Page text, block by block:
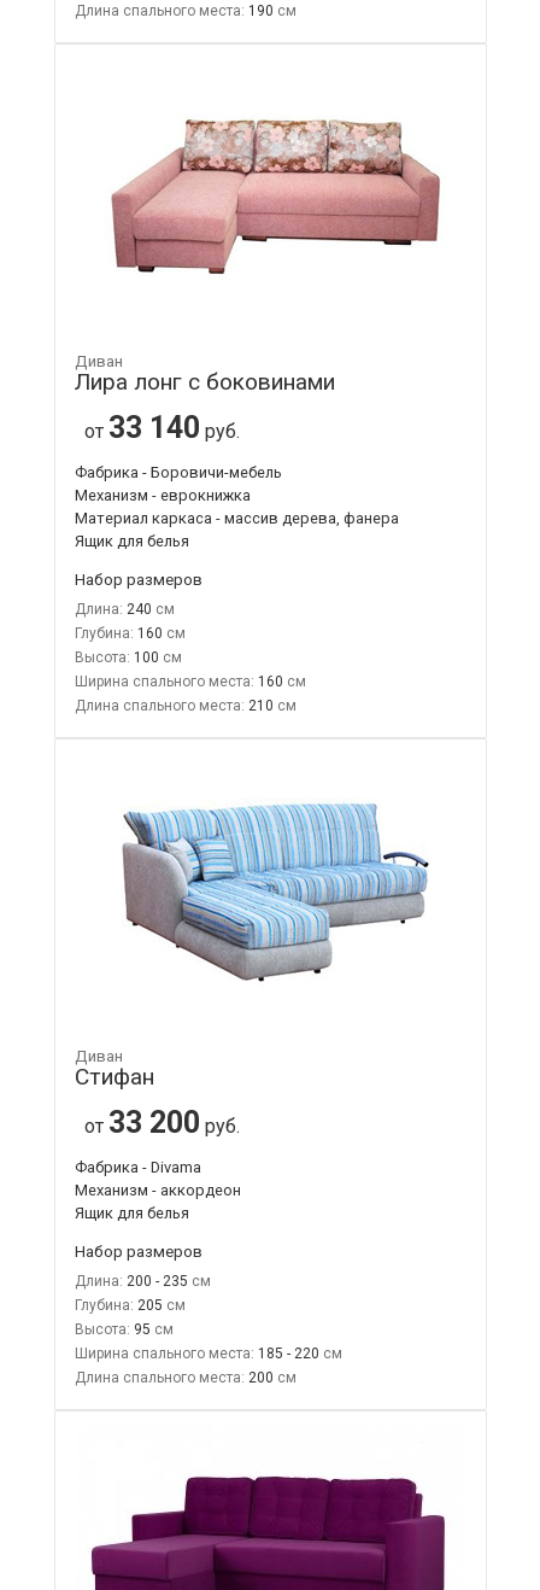
Длина спального места: 190
Диван
Лира лонг с боковинами
от 33 140 руб.
Фабрика - Боровичи-мебель
Механизм - еврокнижка
Материал каркаса - массив дерева, фанера
Ящик для белья
Набор размеров
Длина: 240
Глубина: 160
Высота: 100
Ширина спального места: 160
Длина спального места: 210
Диван
Стифан
от 33 200 руб.
Фабрика - Divama
Механизм - аккордеон
Ящик для белья
Набор размеров
Длина: 200 - 235
Глубина: 205
Высота: 95
Ширина спального места: 185 - 220
Длина спального места: 200